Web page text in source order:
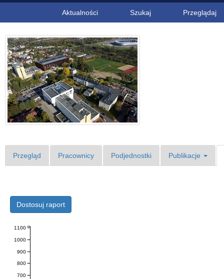
Aktualności Szukaj Przeglądaj
Przegląd Pracownicy Podjednostki Publikacje
Dostosuj raport
700
800
900
1000
1100